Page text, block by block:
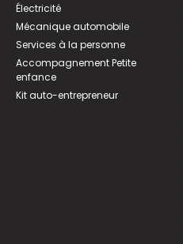
Électricité
Mécanique automobile
Services à la personne
Accompagnement Petite
enfance
Kit auto-entrepreneur